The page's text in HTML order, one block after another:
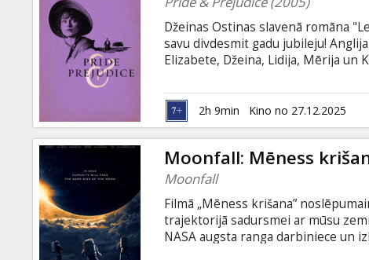
Dāvanu
kartes
B2B
Kino
Klubs
Džeinas Ostinas slavenā romāna
savu divdesmit gadu jubileju!
Elizabete, Džeina, Lidija, Mērija un
nākotni. Savukārt enerģiskā un
vairāk un savos centienos jūt arī
sastop pievilcīgo un - kā drīz
ar subtitriem latviešu un krievu
2h 9min Kino no 27.12.2025
Moonfall: Mēness
Moonfall
Filmā „Mēness krišana”
trajektorijā sadursmei ar mūsu
NASA augsta ranga darbiniece un